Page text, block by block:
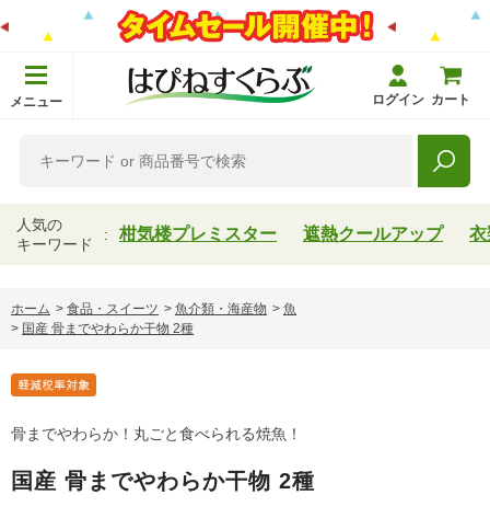
メニュー ログイン カート
人気の
キーワード
柑気楼プレミスター 遮熱クールアップ 衣
ホーム > 食品・スイーツ > 魚介類・海産物 > 魚
> 国産 骨までやわらか干物 2種
骨までやわらか！丸ごと食べられる焼魚！
国産 骨までやわらか干物 2種